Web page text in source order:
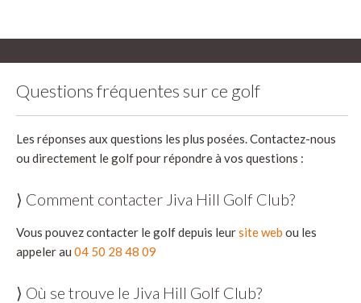
Questions fréquentes sur ce golf
Les réponses aux questions les plus posées. Contactez-nous
ou directement le golf pour répondre à vos questions :
⟩ Comment contacter Jiva Hill Golf Club?
Vous pouvez contacter le golf depuis leursite web ou les
appeler au 04 50 28 48 09
⟩ Où se trouve le Jiva Hill Golf Club?